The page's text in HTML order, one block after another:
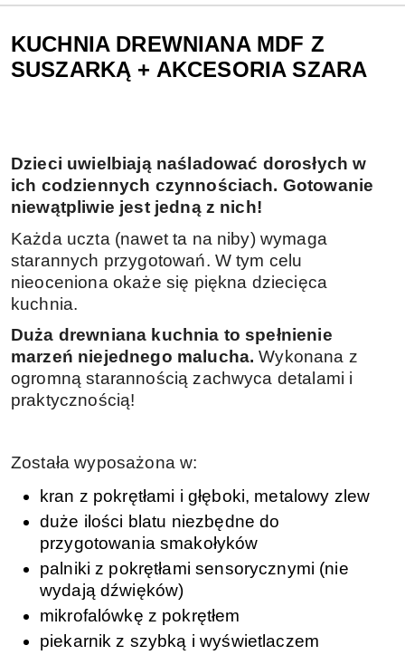
KUCHNIA DREWNIANA MDF Z
SUSZARKĄ + AKCESORIA SZARA
Dzieci uwielbiają naśladować dorosłych w
ich codziennych czynnościach. Gotowanie
niewątpliwie jest jedną z nich!
Każda uczta (nawet ta na niby) wymaga
starannych przygotowań. W tym celu
nieoceniona okaże się piękna dziecięca
kuchnia.
Duża drewniana kuchnia to spełnienie
marzeń niejednego malucha. Wykonana z
ogromną starannością zachwyca detalami i
praktycznością!
Została wyposażona w:
kran z pokrętłami i głęboki, metalowy zlew
duże ilości blatu niezbędne do
przygotowania smakołyków
palniki z pokrętłami sensorycznymi (nie
wydają dźwięków)
mikrofalówkę z pokrętłem
piekarnik z szybką i wyświetlaczem